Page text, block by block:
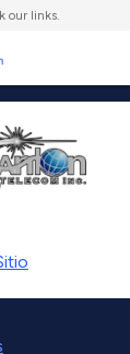
our links.